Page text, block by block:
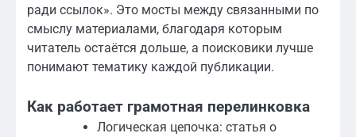
ради ссылок». Это мосты между связанными по
смыслу материалами, благодаря которым
читатель остаётся дольше, а поисковики лучше
понимают тематику каждой публикации.
Как работает грамотная перелинковка
Логическая цепочка: статья о